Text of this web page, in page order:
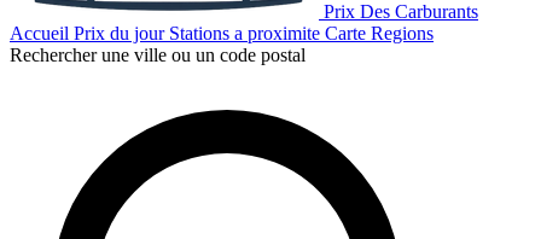
Prix Des Carburants
Accueil Prix du jour Stations a proximite Carte Regions
Rechercher une ville ou un code postal